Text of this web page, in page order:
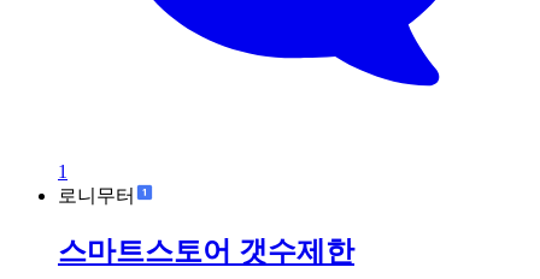
1
로니무터
스마트스토어 갯수제한